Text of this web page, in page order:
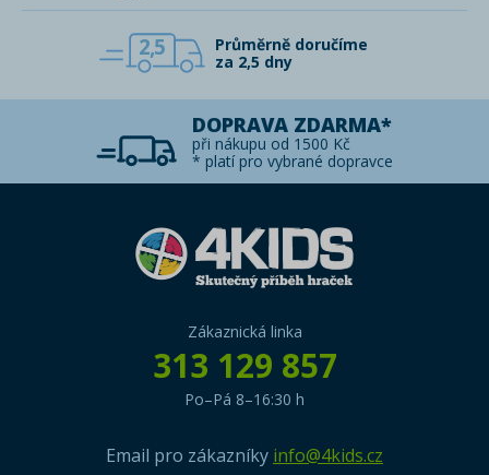
2,5
Průměrně doručíme
za 2,5 dny
DOPRAVA ZDARMA*
při nákupu od 1500 Kč
* platí pro vybrané dopravce
Zákaznická linka
313 129 857
Po–Pá 8–16:30 h
Email pro zákazníky info@4kids.cz